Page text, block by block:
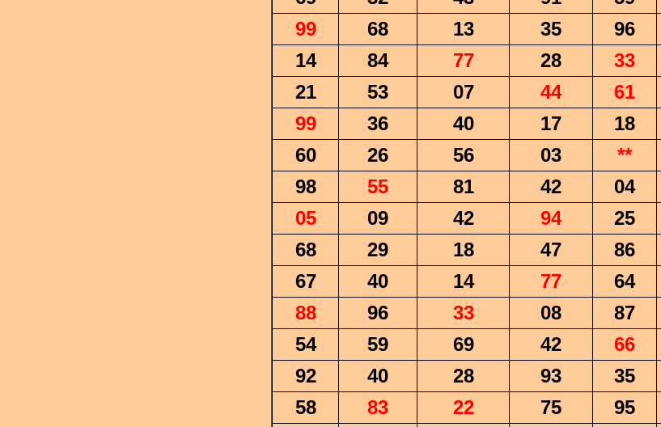
99
68 13 35 96
14
84 77 28 33
21
53 07 44 61
99
36 40 17 18
60
26 56 03 **
98
55 81 42 04
05
09 42 94 25
68
29 18 47 86
67
40 14 77 64
88
96 33 08 87
54
59 69 42 66
92
40 28 93 35
58
83 22 75 95